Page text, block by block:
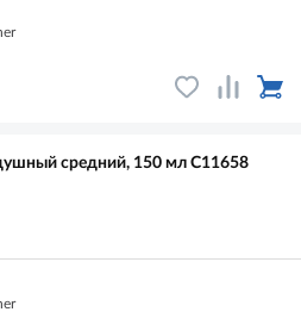
средний, 150 мл C11658